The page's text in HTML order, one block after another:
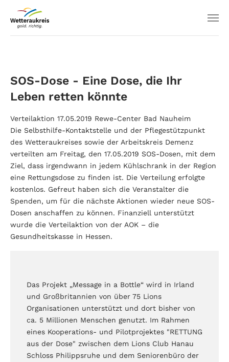
SOS-Dose - Eine Dose, die Ihr
Leben retten könnte
Verteilaktion 17.05.2019 Rewe-Center Bad Nauheim
Die Selbsthilfe-Kontaktstelle und der Pflegestützpunkt
des Wetteraukreises sowie der Arbeitskreis Demenz
verteilten am Freitag, den 17.05.2019 SOS-Dosen, mit dem
Ziel, dass irgendwann in jedem Kühlschrank in der Region
eine Rettungsdose zu finden ist. Die Verteilung erfolgte
kostenlos. Gefreut haben sich die Veranstalter die
Spenden, um für die nächste Aktionen wieder neue SOS-
Dosen anschaffen zu können. Finanziell unterstützt
wurde die Verteilaktion von der AOK – die
Gesundheitskasse in Hessen.
Das Projekt „Message in a Bottle“ wird in Irland
und Großbritannien von über 75 Lions
Organisationen unterstützt und dort bisher von
ca. 5 Millionen Menschen genutzt. Im Rahmen
eines Kooperations- und Pilotprojektes "RETTUNG
aus der Dose" zwischen dem Lions Club Hanau
Schloss Philippsruhe und dem Seniorenbüro der